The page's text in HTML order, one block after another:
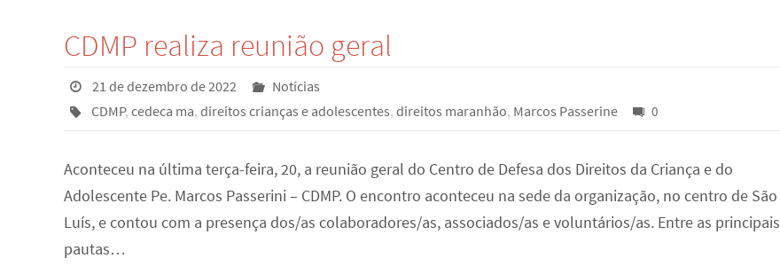
CDMP realiza reunião geral
21 de dezembro de 2022
Notícias
CDMP, cedeca ma, direitos crianças e adolescentes, direitos maranhão, Marcos Passerine 0
Aconteceu na última terça-feira, 20, a reunião geral do Centro de Defesa dos Direitos da Criança e do
Adolescente Pe. Marcos Passerini – CDMP. O encontro aconteceu na sede da organização, no centro de São
Luís, e contou com a presença dos/as colaboradores/as, associados/as e voluntários/as. Entre as principais
pautas…